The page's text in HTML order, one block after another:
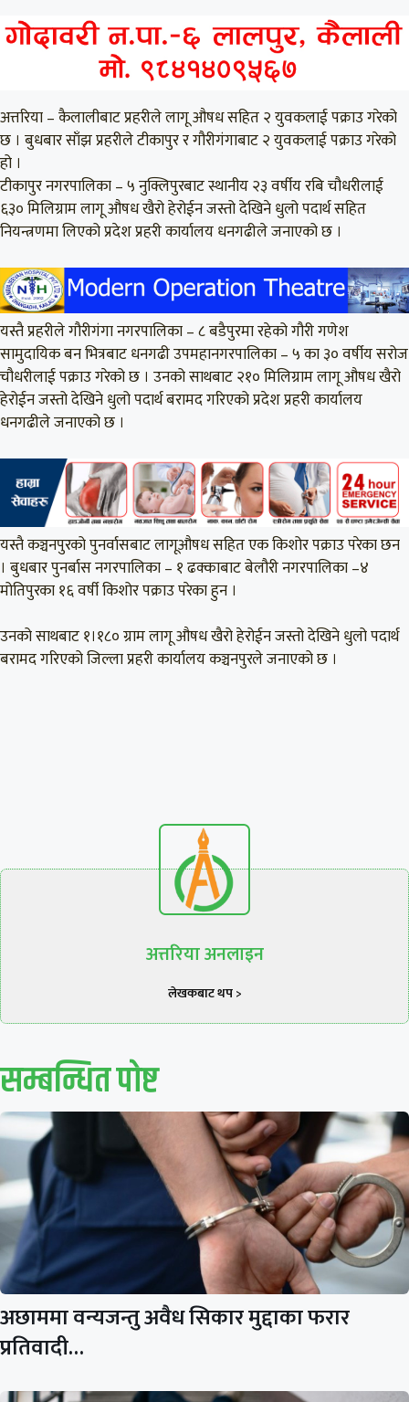
अत्तरिया – कैलालीबाट प्रहरीले लागू औषध सहित २ युवकलाई पक्राउ गरेको
छ । बुधबार साँझ प्रहरीले टीकापुर र गौरीगंगाबाट २ युवकलाई पक्राउ गरेको
हो ।
टीकापुर नगरपालिका – ५ नुक्लिपुरबाट स्थानीय २३ वर्षीय रबि चौधरीलाई
६३० मिलिग्राम लागू औषध खैरो हेरोईन जस्तो देखिने धुलो पदार्थ सहित
नियन्त्रणमा लिएको प्रदेश प्रहरी कार्यालय धनगढीले जनाएको छ ।
यस्तै प्रहरीले गौरीगंगा नगरपालिका – ८ बडैपुरमा रहेको गौरी गणेश
सामुदायिक बन भित्रबाट धनगढी उपमहानगरपालिका – ५ का ३० वर्षीय सरोज
चौधरीलाई पक्राउ गरेको छ । उनको साथबाट २१० मिलिग्राम लागू औषध खैरो
हेरोईन जस्तो देखिने धुलो पदार्थ बरामद गरिएको प्रदेश प्रहरी कार्यालय
धनगढीले जनाएको छ ।
यस्तै कञ्चनपुरको पुनर्वासबाट लागूऔषध सहित एक किशोर पक्राउ परेका छन
। बुधबार पुनर्बास नगरपालिका – १ ढक्काबाट बेलौरी नगरपालिका –४
मोतिपुरका १६ वर्षी किशोर पक्राउ परेका हुन ।
उनको साथबाट १।१८० ग्राम लागू औषध खैरो हेरोईन जस्तो देखिने धुलो पदार्थ
बरामद गरिएको जिल्ला प्रहरी कार्यालय कञ्चनपुरले जनाएको छ ।
अत्तरिया अनलाइन
लेखकबाट थप >
सम्बन्धित पाेष्ट
अछाममा वन्यजन्तु अवैध सिकार मुद्दाका फरार
प्रतिवादी…